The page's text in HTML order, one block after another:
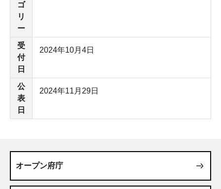
ゴ
リ
ー
受
付
日
2024年10月4日
公
表
日
2024年11月29日
オープン府庁